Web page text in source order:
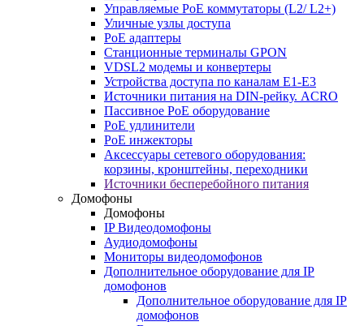
Управляемые PoE коммутаторы (L2/ L2+)
Уличные узлы доступа
PoE адаптеры
Станционные терминалы GPON
VDSL2 модемы и конвертеры
Устройства доступа по каналам E1-E3
Источники питания на DIN-рейку. ACRO
Пассивное PoE оборудование
PoE удлинители
PoE инжекторы
Аксессуары сетевого оборудования:
корзины, кронштейны, переходники
Источники бесперебойного питания
Домофоны
Домофоны
IP Видеодомофоны
Аудиодомофоны
Мониторы видеодомофонов
Дополнительное оборудование для IP
домофонов
Дополнительное оборудование для IP
домофонов